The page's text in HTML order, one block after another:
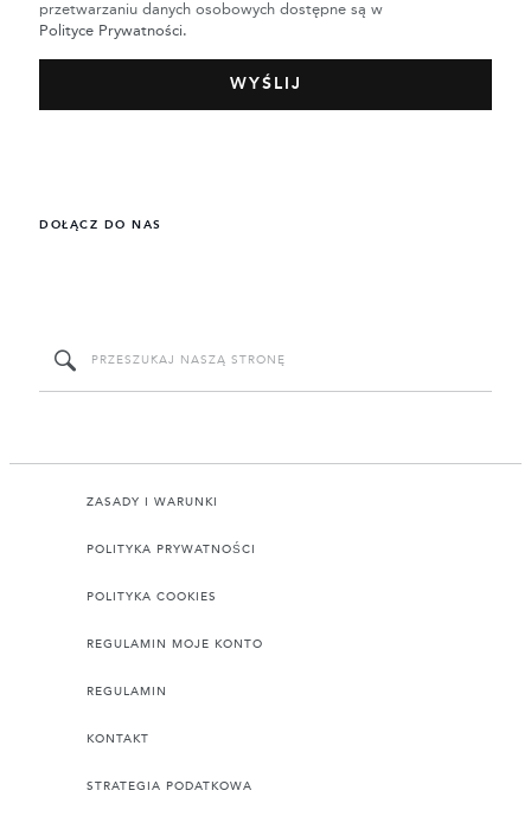
przetwarzaniu danych osobowych dostępne są w
Polityce Prywatności.
DOŁĄCZ DO NAS
ZASADY I WARUNKI
POLITYKA PRYWATNOŚCI
POLITYKA COOKIES
REGULAMIN MOJE KONTO
REGULAMIN
KONTAKT
STRATEGIA PODATKOWA